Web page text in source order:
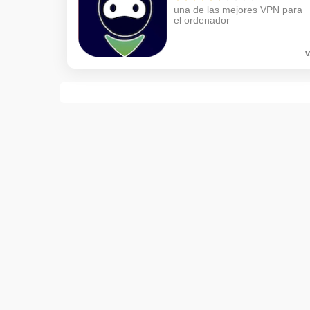
una de las mejores VPN para
el ordenador